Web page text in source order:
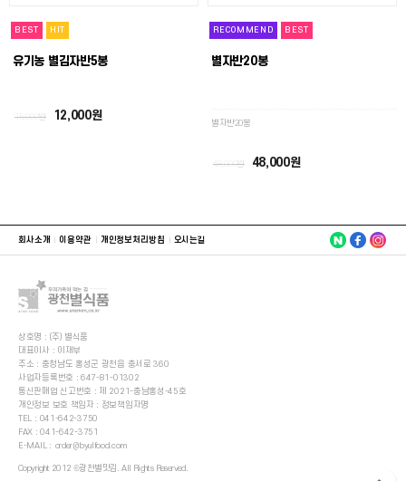
BEST HIT
유기농 별김자반5봉
15,000원 12,000원
RECOMMEND BEST
별자반20봉
별자반20봉
48,000원 48,000원
회사소개 이용약관 개인정보처리방침 오시는길
상호명 : (주) 별식품
대표이사 : 이재부
주소 : 충청남도 홍성군 광천읍 충서로 360
사업자등록번호 : 647-81-01302
통신판매업 신고번호 : 제 2021-충남홍성-45호
개인정보 보호 책임자 : 정보책임자명
TEL : 041-642-3750
FAX : 041-642-3751
E-MAIL : order@byulfood.com
Copyright 2012 ©광천별맛김. All Rights Reserved.